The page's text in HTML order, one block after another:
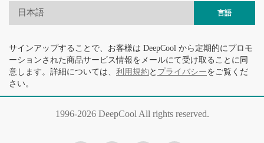
日本語 言語
サインアップすることで、お客様は DeepCool から定期的にプロモ
ーションされた商品サービス情報をメールにて受け取ることに同
意します。詳細については、 利用規約 と プライバシーをご覧くだ
さい。
1996-2026 DeepCool All rights reserved.